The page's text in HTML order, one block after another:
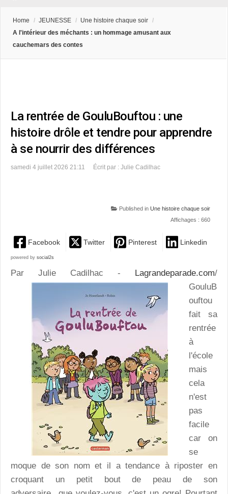
Home / JEUNESSE / Une histoire chaque soir /
A l'intérieur des méchants : un hommage amusant aux
cauchemars des contes
La rentrée de GouluBouftou : une
histoire drôle et tendre pour apprendre
à se nourrir des différences
samedi 4 juillet 2026 21:11 Écrit par : Julie Cadilhac
Published in Une histoire chaque soir
Affichages : 660
Facebook Twitter Pinterest Linkedin
powered by social2s
Par Julie Cadilhac - Lagrandeparade.com/
GouluB
ouftou
fait sa
rentrée
à
l'école
mais
cela
n'est
pas
facile
car on
se
moque de son nom et il a tendance à riposter en
croquant un petit bout de peau de son